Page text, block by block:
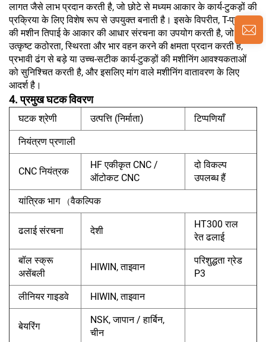
लागत जैसे लाभ प्रदान करती है, जो छोटे से मध्यम आकार के कार्य-टुकड़ों की
प्रक्रिया के लिए विशेष रूप से उपयुक्त बनाती है। इसके विपरीत, T-प्रकार
की मशीन तिपाई के आकार की आधार संरचना का उपयोग करती है, जो
उत्कृष्ट कठोरता, स्थिरता और भार वहन करने की क्षमता प्रदान करती है,
प्रभावी ढंग से बड़े या उच्च-सटीक कार्य-टुकड़ों की मशीनिंग आवश्यकताओं
को सुनिश्चित करती है, और इसलिए मांग वाले मशीनिंग वातावरण के लिए
आदर्श है।
4. प्रमुख घटक विवरण
घटक श्रेणी उत्पत्ति (निर्माता) टिप्पणियाँ
नियंत्रण प्रणाली
CNC नियंत्रक
HF एकीकृत CNC /
ऑटोकट CNC
दो विकल्प
उपलब्ध हैं
यांत्रिक भाग （वैकल्पिक
ढलाई संरचना देशी
HT300 राल
रेत ढलाई
बॉल स्क्रू
असेंबली
HIWIN, ताइवान
परिशुद्धता ग्रेड
P3
लीनियर गाइडवे HIWIN, ताइवान
बेयरिंग
NSK, जापान / हार्बिन,
चीन